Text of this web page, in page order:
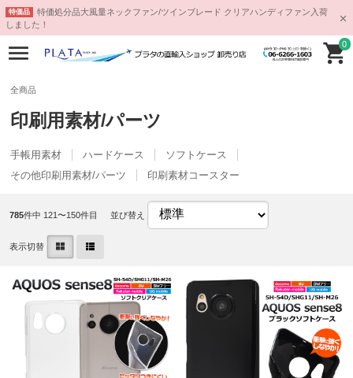
特価品
特価処分品大風量ネックファン/ツインブレード クリアハンディファン入荷
しました！
0
全商品
印刷用素材/パーツ
手帳用素材 ハードケース
ソフトケース
その他印刷用素材/パーツ
印刷素材コースター
785件中 121〜150件目 並び替え
表示切替